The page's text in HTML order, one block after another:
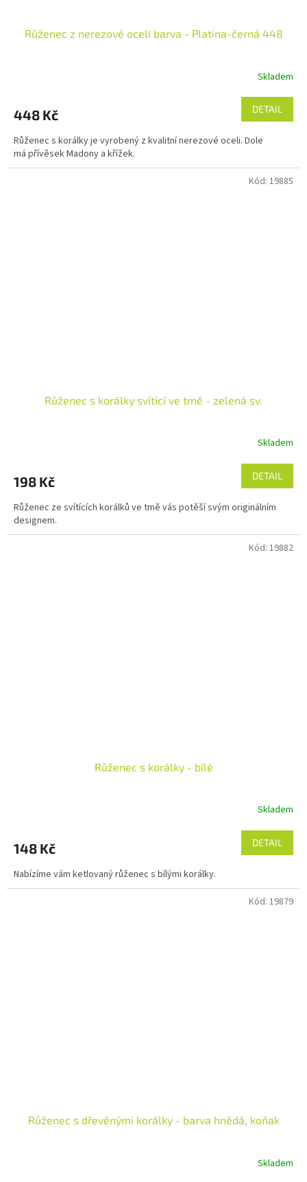
Růženec z nerezové oceli barva - Platina-černá 448
Skladem
448 Kč DETAIL
Růženec s korálky je vyrobený z kvalitní nerezové oceli. Dole
má přívěsek Madony a křížek.
Růženec s korálky svítící ve tmě - zelená sv.
Skladem
198 Kč DETAIL
Růženec ze svítících korálků ve tmě vás potěší svým originálním
designem.
Kód: 19885
Růženec s korálky - bílé
Skladem
148 Kč DETAIL
Nabízíme vám ketlovaný růženec s bílými korálky.
Kód: 19882
Růženec s dřevěnými korálky - barva hnědá, koňak
Skladem
Kód: 19879